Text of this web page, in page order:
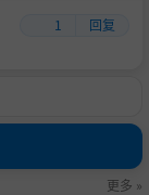
1
回复
更多 »